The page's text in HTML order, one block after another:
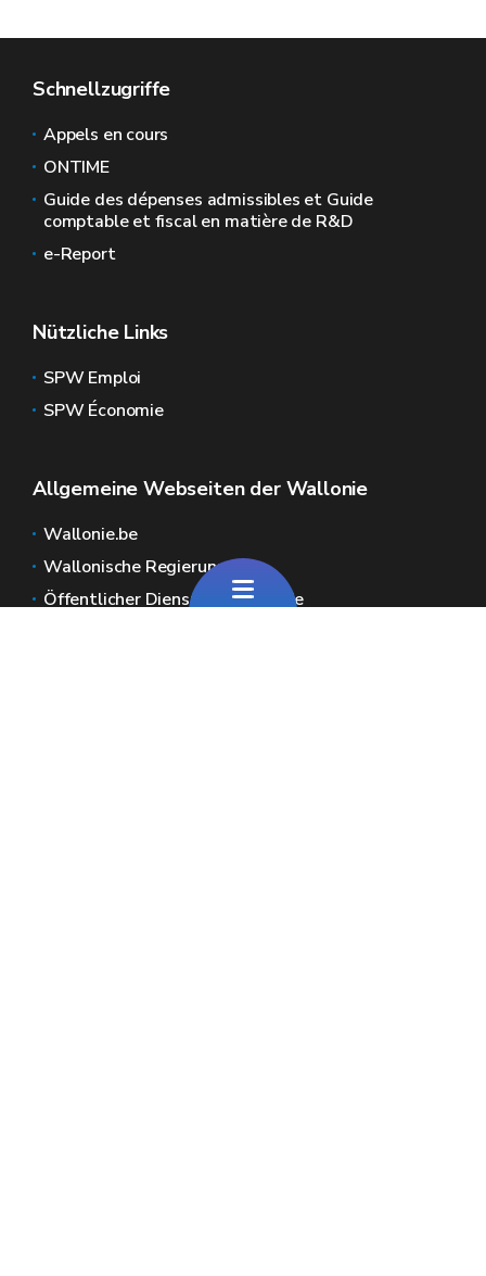
Schnellzugriffe
Appels en cours
ONTIME
Guide des dépenses admissibles et Guide
comptable et fiscal en matière de R&D
e-Report
Nützliche Links
SPW Emploi
SPW Économie
Allgemeine Webseiten der Wallonie
Wallonie.be
Wallonische Regierung
Öffentlicher Dienst der Wallonie